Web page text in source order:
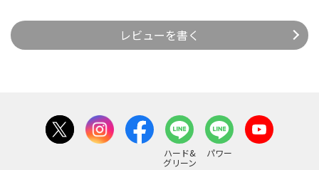
レビューを書く
ハード&
グリーン
パワー